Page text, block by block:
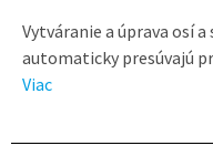
Vytváranie a úprava osí
automaticky presúvajú
Viac